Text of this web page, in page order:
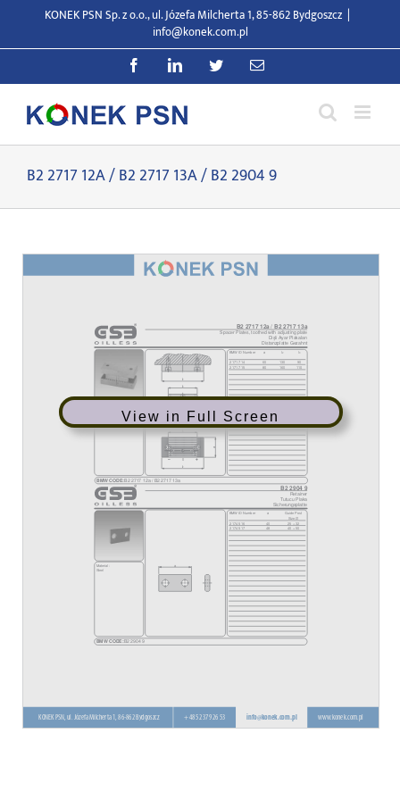
zawartości
KONEK PSN Sp. z o.o., ul. Józefa Milcherta 1, 85-862 Bydgoszcz |
info@konek.com.pl
FacebookLinkedInTwitterE-
B2 2717 12A / B2 2717 13A / B2 2904 9
View in Full Screen